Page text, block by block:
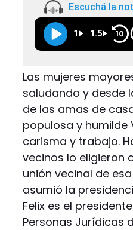
Escuchá la
1 1.5 10
Las mujeres
saludando y desde
de las amas de
populosa y humilde
carisma y trabajo.
vecinos lo eligieron
unión vecinal de
asumió la
Felix es el
Personas Jurídicas